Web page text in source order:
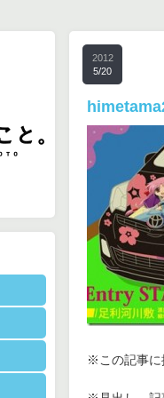
2012
5/20
※この記事に